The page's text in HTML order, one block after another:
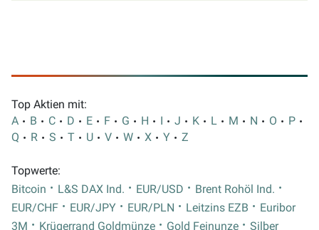
Top Aktien mit:
A
B C D E F G H I J K L M N O
P
Q
R S T U V W X Y Z
Topwerte:
Bitcoin
L&S DAX Ind. EUR/USD
Brent Rohöl Ind.
EUR/CHF
EUR/JPY EUR/PLN Leitzins EZB
Euribor
3M
Krügerrand Goldmünze Gold Feinunze Silber